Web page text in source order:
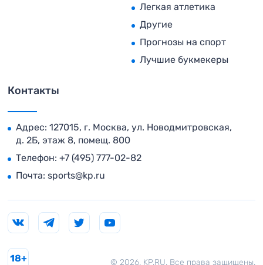
Легкая атлетика
Другие
Прогнозы на спорт
Лучшие букмекеры
Контакты
Адрес: 127015, г. Москва, ул. Новодмитровская,
д. 2Б, этаж 8, помещ. 800
Телефон: +7 (495) 777-02-82
Почта: sports@kp.ru
© 2026. KP.RU. Все права защищены.
18+